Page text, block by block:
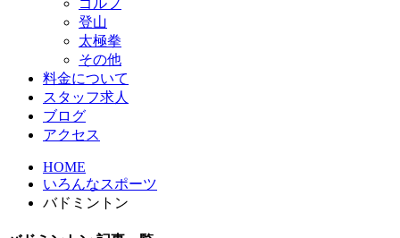
登山
太極拳
その他
料金について
スタッフ求人
ブログ
アクセス
HOME
いろんなスポーツ
バドミントン